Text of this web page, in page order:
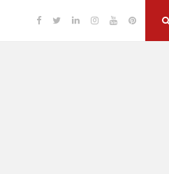
Facebook
TwitterLinkedinInstagram
YouTubePinterest